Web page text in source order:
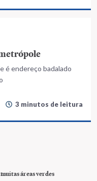
é endereço badalado
3 minutos de leitura
áreas verdes